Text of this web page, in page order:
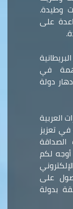
وطيدة.
على
في
دولة
العربية
تعزيز
الصداقة
أوجه لكم
على
بدولة